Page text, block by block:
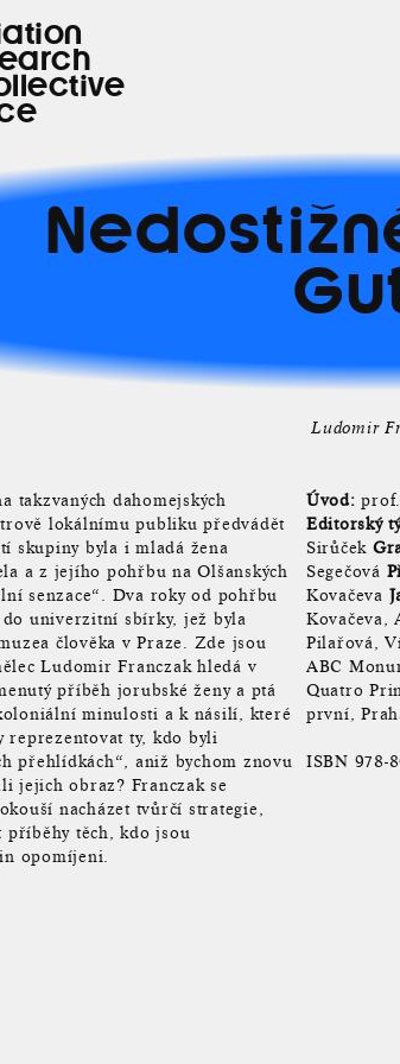
Ludomir
takzvaných dahomejských
lokálnímu publiku předvádět
skupiny byla i mladá žena
a z jejího pohřbu na Olšanských
senzace“. Dva roky od pohřbu
do univerzitní sbírky, jež byla
člověka v Praze. Zde jsou
Ludomir Franczak hledá v
příběh jorubské ženy a ptá
minulosti a k násilí, které
reprezentovat ty, kdo byli
přehlídkách“, aniž bychom znovu
jejich obraz? Franczak se
nacházet tvůrčí strategie,
příběhy těch, kdo jsou
opomíjeni.
Úvod:
Editorský
Sirůček
Segečová
Kovačeva
Kovačeva,
Pilařová,
ABC
Quatro
první,
ISBN 978-